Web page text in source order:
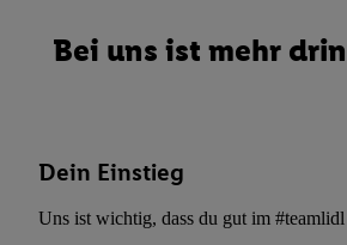
Bei uns ist mehr
Dein Einstieg
Uns ist wichtig, dass du gut im